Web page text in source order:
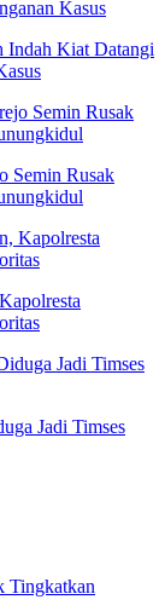
Indah Kiat Datangi
Semin Rusak
Jadi Timses